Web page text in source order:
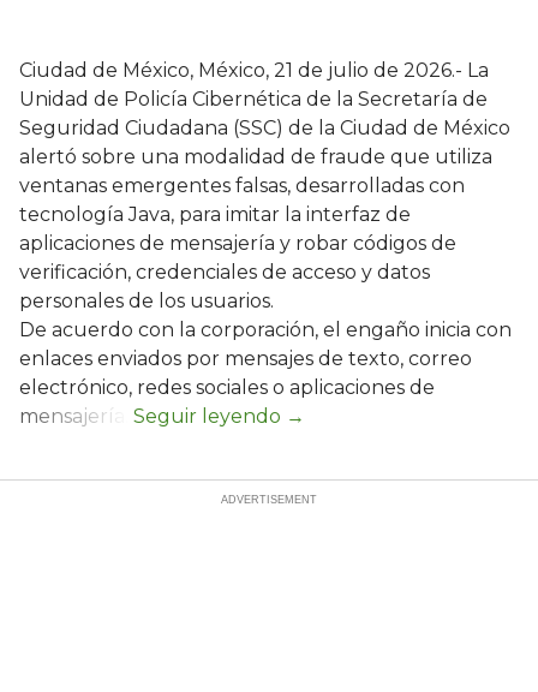
Ciudad de México, México, 21 de julio de 2026.- La
Unidad de Policía Cibernética de la Secretaría de
Seguridad Ciudadana (SSC) de la Ciudad de México
alertó sobre una modalidad de fraude que utiliza
ventanas emergentes falsas, desarrolladas con
tecnología Java, para imitar la interfaz de
aplicaciones de mensajería y robar códigos de
verificación, credenciales de acceso y datos
personales de los usuarios.
De acuerdo con la corporación, el engaño inicia con
enlaces enviados por mensajes de texto, correo
electrónico, redes sociales o aplicaciones de
mensajería.